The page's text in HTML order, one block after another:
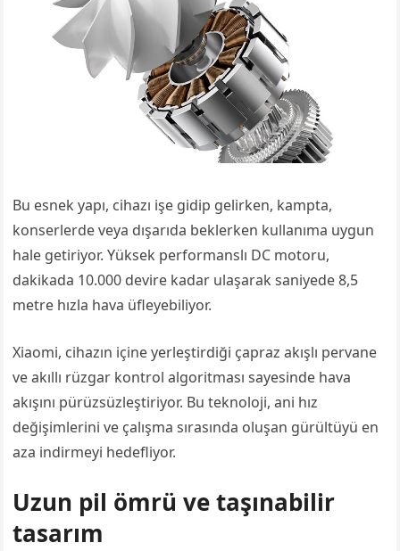
Bu esnek yapı, cihazı işe gidip gelirken, kampta,
konserlerde veya dışarıda beklerken kullanıma uygun
hale getiriyor. Yüksek performanslı DC motoru,
dakikada 10.000 devire kadar ulaşarak saniyede 8,5
metre hızla hava üfleyebiliyor.
Xiaomi, cihazın içine yerleştirdiği çapraz akışlı pervane
ve akıllı rüzgar kontrol algoritması sayesinde hava
akışını pürüzsüzleştiriyor. Bu teknoloji, ani hız
değişimlerini ve çalışma sırasında oluşan gürültüyü en
aza indirmeyi hedefliyor.
Uzun pil ömrü ve taşınabilir
tasarım